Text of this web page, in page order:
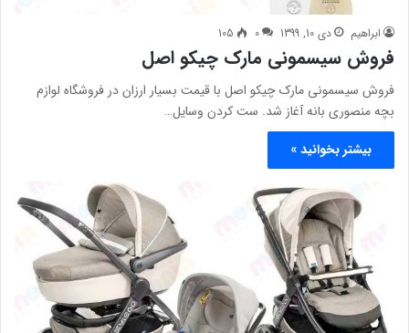
ابراهیم دی 10, 1399 0
105
فروش سیسمونی مارک چیکو اصل
فروش سیسمونی مارک چیکو اصل با قیمت بسیار ارزان در فروشگاه لوازم
بچه منصوری بانه آغاز شد. ست کردن وسایل…
بیشتر بخوانید »